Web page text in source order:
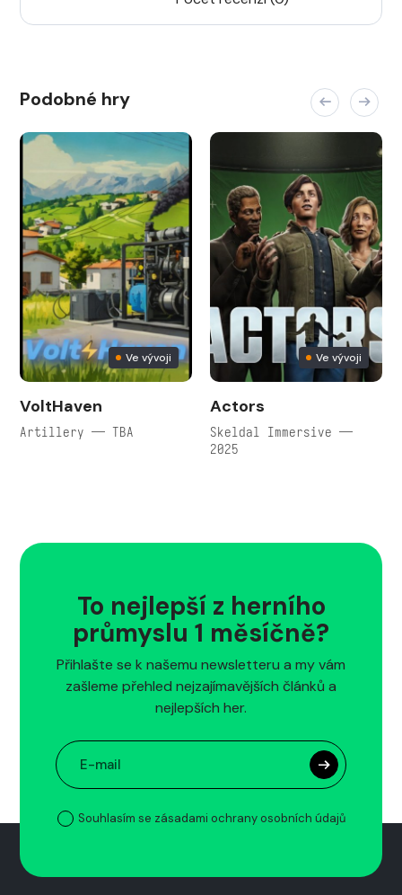
Podobné hry
Ve vývoji
VoltHaven
Artillery — TBA
Ve vývoji
Actors
Skeldal Immersive —
2025
To nejlepší z herního
průmyslu 1 měsíčně?
Přihlašte se k našemu newsletteru a my vám
zašleme přehled nejzajímavějších článků a
nejlepších her.
Souhlasím se zásadami ochrany osobních údajů